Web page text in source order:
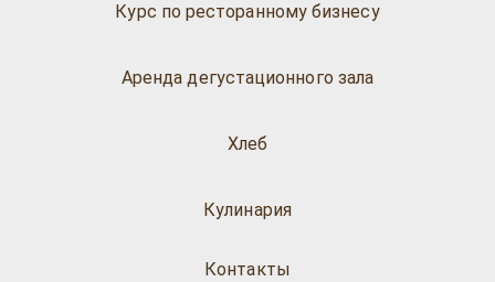
Курс по ресторанному бизнесу
Аренда дегустационного зала
Хлеб
Кулинария
Контакты